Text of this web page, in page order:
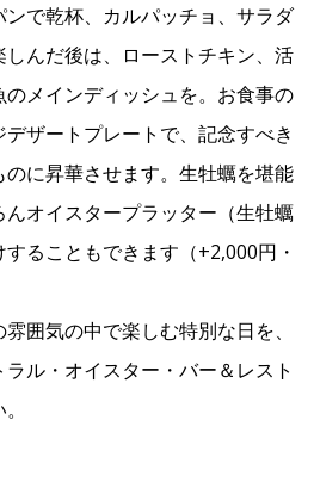
で乾杯、カルパッチョ、サラダ
んだ後は、ローストチキン、活
メインディッシュを。お食事の
ザートプレートで、記念すべき
に昇華させます。生牡蠣を堪能
オイスタープラッター（生牡蠣
ることもできます（+2,000円・
囲気の中で楽しむ特別な日を、
ル・オイスター・バー＆レスト